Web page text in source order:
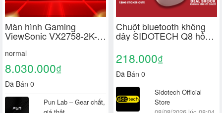
Màn hình Gaming
ViewSonic VX2758-2K-
Fast IPS, 180Hz - 185Hz
- 240Hz - Mới 100%
normal
8.030.000₫
Đã Bán 0
Pun Lab – Gear chất,
Chuột bluetooth không
dây SIDOTECH Q8 hồng
cute silent chống ồn pin
sạc BT5.1 có chỉnh DPI
cho laptop ipad táo
macbook
218.000₫
Đã Bán 0
Sidotech Official
Store